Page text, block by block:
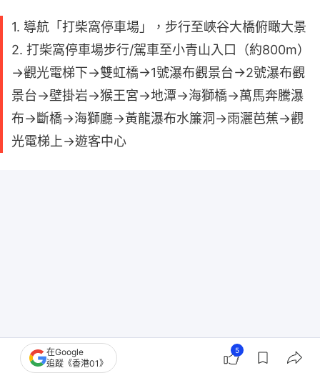
1. 導航「打柴窩停車場」，步行至峽谷大橋俯瞰大景
2. 打柴窩停車場步行/駕車至小青山入口（約800m）
→觀光電梯下→雙虹橋→1號瀑布觀景台→2號瀑布觀
景台→壁掛岩→猴王宮→地潭→海獅橋→萬馬奔騰瀑
布→斷橋→海獅廳→黃龍瀑布水簾洞→雨灑芭蕉→觀
光電梯上→遊客中心
在Google
追蹤《香港01》
5